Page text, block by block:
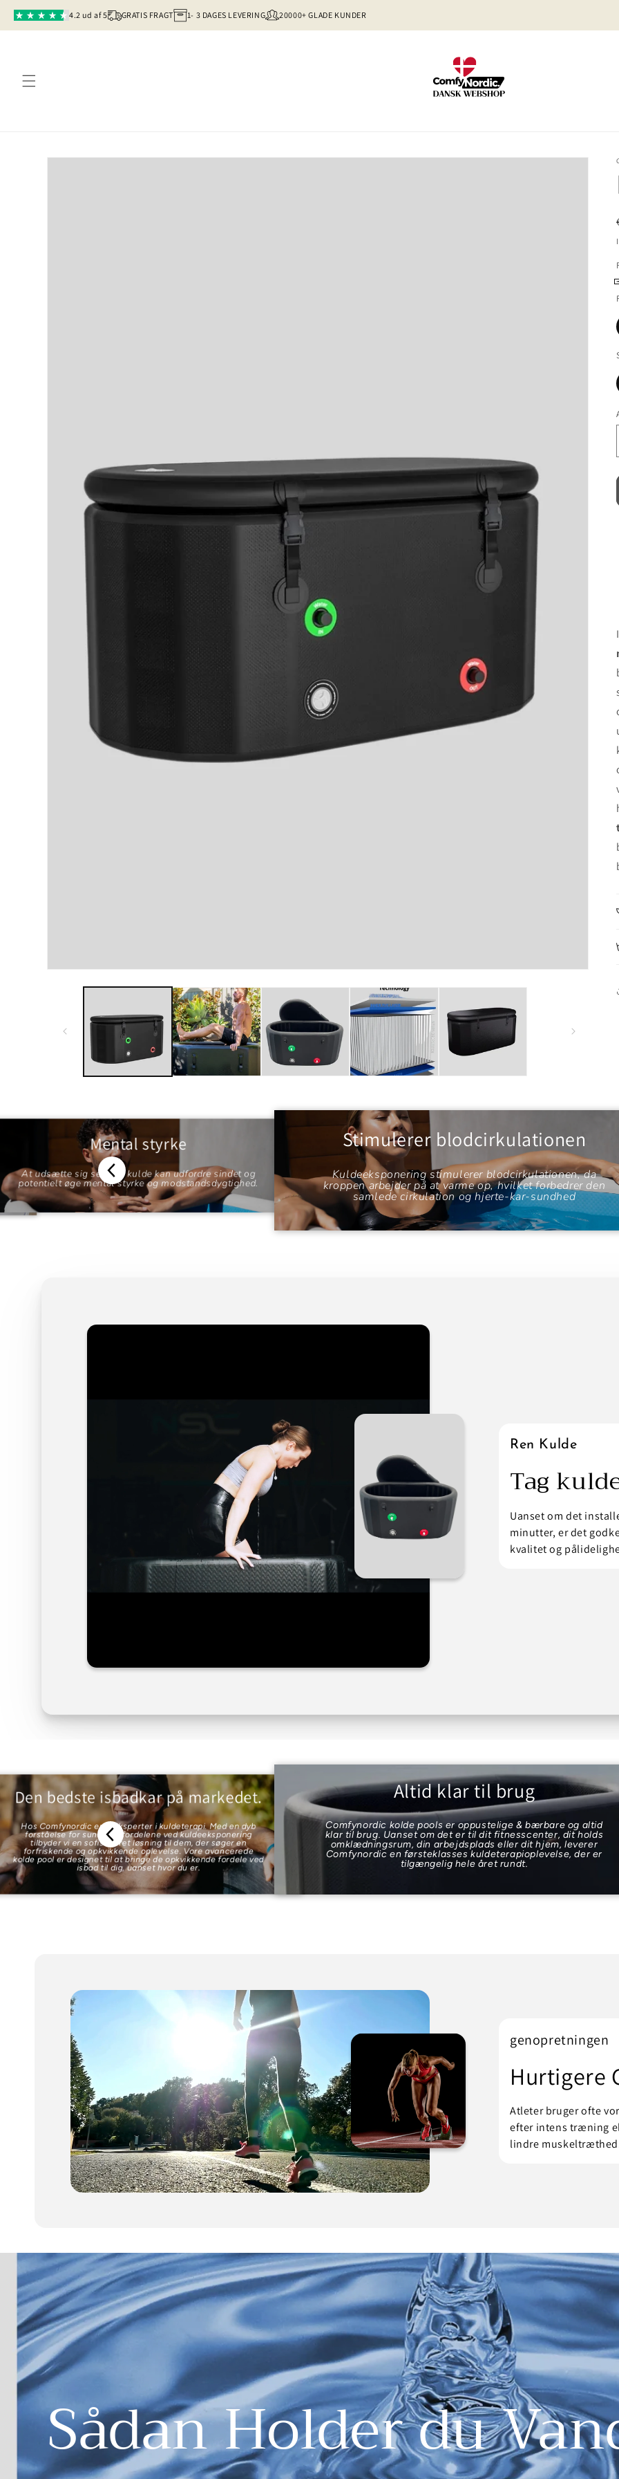
Gå til
indhold
4.2 ud af 5 GRATIS FRAGT 1- 3 DAGES LEVERING 20000+ GLADE KUNDER
Mental styrke
At udsætte sig selv for kulde kan udfordre sindet og
potentielt øge mental styrke og modstandsdygtighed.
Stimulerer blodcirkulationen
Kuldeeksponering stimulerer blodcirkulationen, da
kroppen arbejder på at varme op, hvilket forbedrer den
samlede cirkulation og hjerte-kar-sundhed
Ren Kulde
Tag
Uanset om det
minutter, er det
kvalitet og
Den bedste isbadkar på markedet.
Hos Comfynordic er vi eksperter i kuldeterapi. Med en dyb
forståelse for sundhedsfordelene ved kuldeeksponering
tilbyder vi en sofistikeret løsning til dem, der søger en
forfriskende og opkvikkende oplevelse. Vore avancerede
kolde pool er designet til at bringe de opkvikkende fordele ved
isbad til dig, uanset hvor du er.
Altid klar til brug
Comfynordic kolde pools er oppustelige & bærbare og altid
klar til brug. Uanset om det er til dit fitnesscenter, dit holds
omklædningsrum, din arbejdsplads eller dit hjem, leverer
Comfynordic en førsteklasses kuldeterapioplevelse, der er
tilgængelig hele året rundt.
genopretningen
Hurtigere
Atleter bruger ofte
efter intens træning
lindre
Sådan Holder du